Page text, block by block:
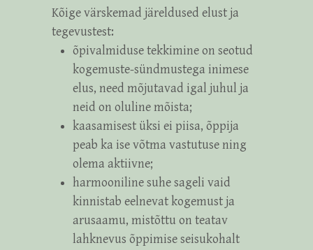
Kõige värskemad järeldused elust ja
tegevustest:
õpivalmiduse tekkimine on seotud
kogemuste-sündmustega inimese
elus, need mõjutavad igal juhul ja
neid on oluline mõista;
kaasamisest üksi ei piisa, õppija
peab ka ise võtma vastutuse ning
olema aktiivne;
harmooniline suhe sageli vaid
kinnistab eelnevat kogemust ja
arusaamu, mistõttu on teatav
lahknevus õppimise seisukohalt